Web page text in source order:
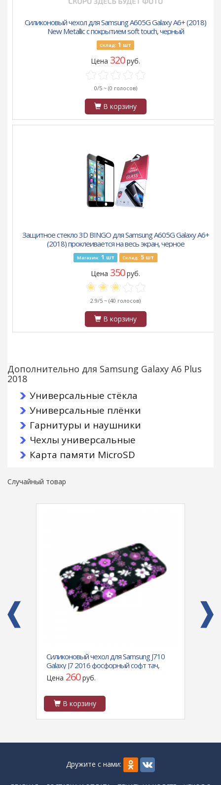
Силиконовый чехол для Samsung A605G Galaxy A6+ (2018)
New Metallic с покрытием soft touch, черный
Склад: 1 шт
Цена 320руб.
0/5 ~ (0 голосов)
В корзину
Защитное стекло 3D BINGO для Samsung A605G Galaxy A6+
(2018) проклеивается на весь экран, черное
Магазин: 1 шт Склад: 5 шт
Цена 350руб.
2.9/5 ~ (40 голосов)
В корзину
Дополнительно для Samsung Galaxy A6 Plus
2018
Универсальные стёкла
Универсальные плёнки
Гарнитуры и наушники
Чехлы универсальные
Карта памяти MicroSD
Случайный товар
Силиконовый чехол для Samsung J710
Galaxy J7 2016 фосфорный софт тач,
фиалки
Цена 260руб.
В корзину
Дружите с нами: